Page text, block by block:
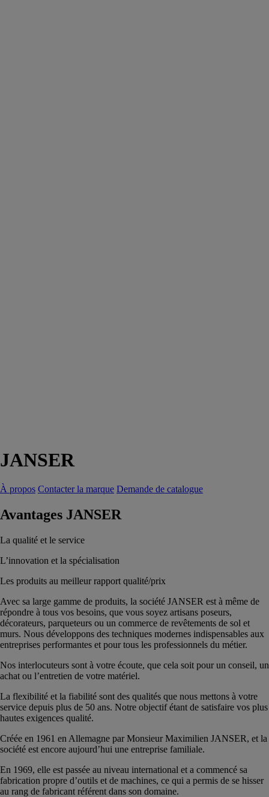
JANSER
À propos Contacter la marque Demande de catalogue
Avantages JANSER
La qualité et le service
L’innovation et la spécialisation
Les produits au meilleur rapport qualité/prix
Avec sa large gamme de produits, la société JANSER est à même de
répondre à tous vos besoins, que vous soyez artisans poseurs,
décorateurs, parqueteurs ou un commerce de revêtements de sol et
murs. Nous développons des techniques modernes indispensables aux
entreprises performantes et pour tous les professionnels du métier.
Nos interlocuteurs sont à votre écoute, que cela soit pour un conseil, un
achat ou l’entretien de votre matériel.
La flexibilité et la fiabilité sont des qualités que nous mettons à votre
service depuis plus de 50 ans. Notre objectif étant de satisfaire vos plus
hautes exigences qualité.
Créée en 1961 en Allemagne par Monsieur Maximilien JANSER, et la
société est encore aujourd’hui une entreprise familiale.
En 1969, elle est passée au niveau international et a commencé sa
fabrication propre d’outils et de machines, ce qui a permis de se hisser
au rang de fabricant référent dans son domaine.